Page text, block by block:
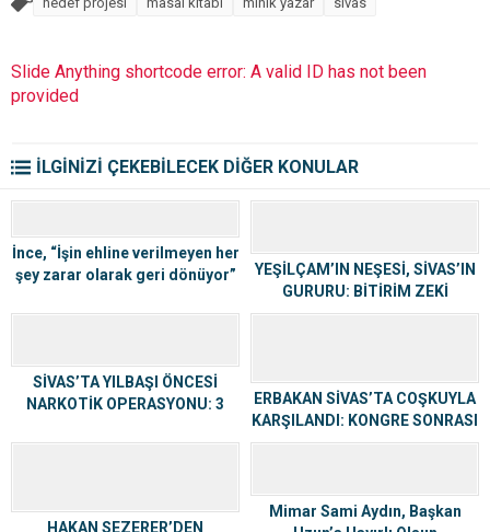
Slide Anything shortcode error: A valid ID has not been
provided
İLGİNİZİ ÇEKEBİLECEK DİĞER KONULAR
İnce, “İşin ehline verilmeyen her
şey zarar olarak geri dönüyor”
YEŞİLÇAM’IN NEŞESİ, SİVAS’IN
GURURU: BİTİRİM ZEKİ
ANILIYOR
SİVAS’TA YILBAŞI ÖNCESİ
NARKOTİK OPERASYONU: 3
ERBAKAN SİVAS’TA COŞKUYLA
KARŞILANDI: KONGRE SONRASI
ÖĞRETMENEVİNDE BİRLİK VE
HAKAN SEZERER’DEN
Mimar Sami Aydın, Başkan